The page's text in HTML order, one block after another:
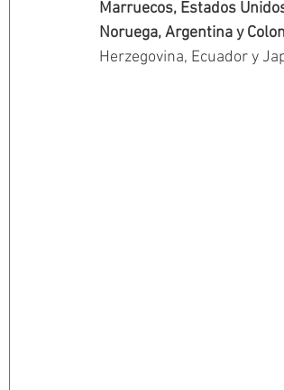
Marruecos, Estados
Noruega, Argentina y
Herzegovina, Ecuador y